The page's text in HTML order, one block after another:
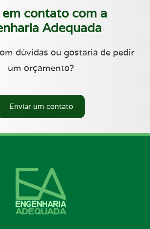
contato com a
Adequada
dúvidas ou gostaria de pedir
um orçamento?
Enviar um contato